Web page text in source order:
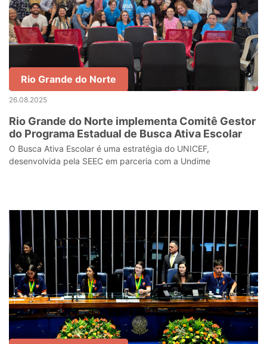
Rio Grande do Norte
26.08.2025
Rio Grande do Norte implementa Comitê Gestor
do Programa Estadual de Busca Ativa Escolar
O Busca Ativa Escolar é uma estratégia do UNICEF,
desenvolvida pela SEEC em parceria com a Undime